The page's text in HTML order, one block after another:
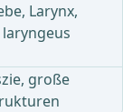
Larynx,
große